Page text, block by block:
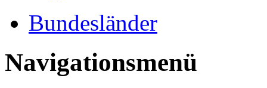
Bundesländer
Navigationsmenü